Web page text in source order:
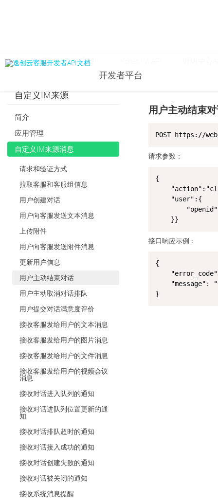
开发者平台
开发者首页 核心API
自定义IM来源
简介
应用管理
自定义IM来源消息
请求和验证方式
拉取客服和客服组信息
用户创建对话
用户向客服发送文本消息
上传附件
用户向客服发送附件消息
更新用户信息
用户主动结束对话
用户主动取消对话排队
用户提交对话满意度评价
接收客服发给用户的文本消息
接收客服发给用户的图片消息
接收客服发给用户的文件消息
接收客服发给用户的视频会议
消息
接收对话进入队列的通知
接收对话进队列位置更新的通
知
接收对话排队超时的通知
接收对话接入成功的通知
接收对话创建失败的通知
接收对话被关闭的通知
接收系统消息提醒
用户主动结束
POST https://
请求参数：
{
	}}
接口响应示例：
{
}